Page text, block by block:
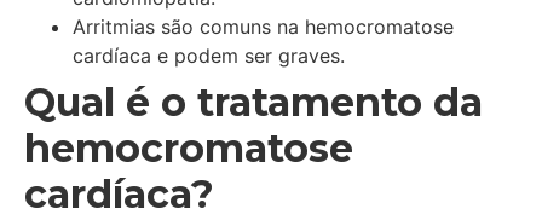
Arritmias são comuns na hemocromatose
cardíaca e podem ser graves.
Qual é o tratamento da
hemocromatose
cardíaca?